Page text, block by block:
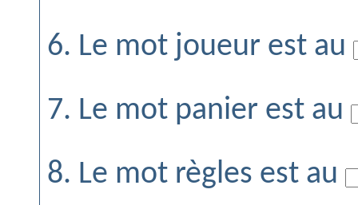
6. Le mot joueur est au
7. Le mot panier est au
8. Le mot règles est au